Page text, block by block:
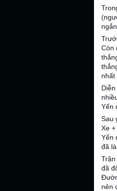
Còn
nhất
Yến
Sau
Xe
Yến
đã
đã
nên